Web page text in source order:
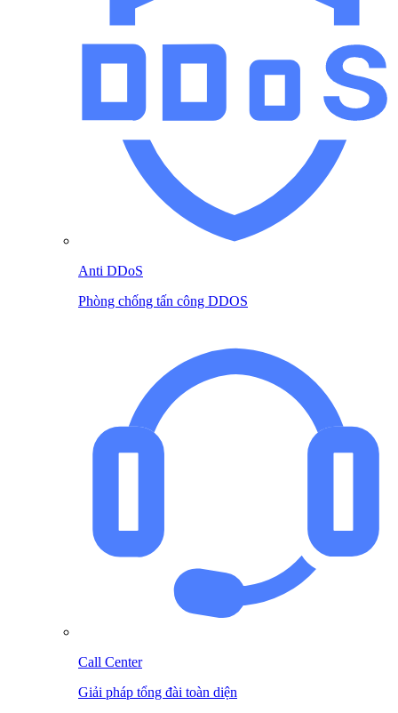
Anti DDoS
Phòng chống tấn công DDOS
Call Center
Giải pháp tổng đài toàn diện